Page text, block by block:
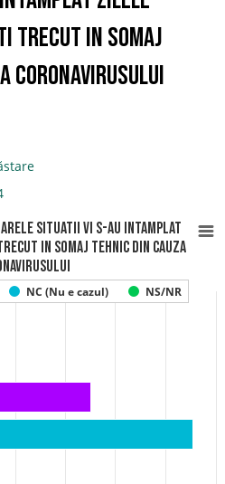
trecut in somaj
coronavirusului
situatii vi s-au intamplat
in somaj tehnic din cauza
NC (Nu e cazul) NS/NR